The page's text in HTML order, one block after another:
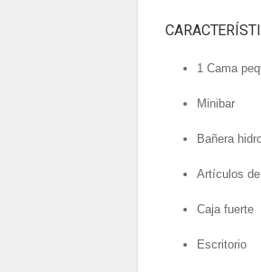
1 Cama
Minibar
Bañera
Artículos
Caja fuerte
Escritorio